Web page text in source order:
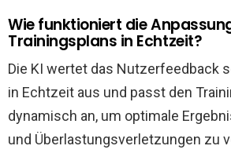
Wie funktioniert die
Trainingsplans in Echtzeit?
Die KI wertet das Nutzerfeedback
in Echtzeit aus und passt den
dynamisch an, um optimale
und Überlastungsverletzungen zu